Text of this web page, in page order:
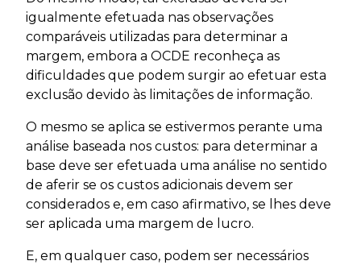
igualmente efetuada nas observações
comparáveis utilizadas para determinar a
margem, embora a OCDE reconheça as
dificuldades que podem surgir ao efetuar esta
exclusão devido às limitações de informação.
O mesmo se aplica se estivermos perante uma
análise baseada nos custos: para determinar a
base deve ser efetuada uma análise no sentido
de aferir se os custos adicionais devem ser
considerados e, em caso afirmativo, se lhes deve
ser aplicada uma margem de lucro.
E, em qualquer caso, podem ser necessários